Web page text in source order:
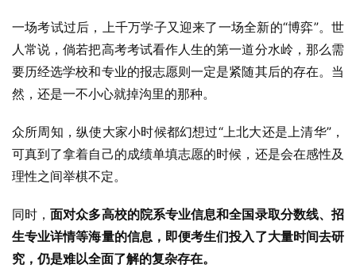
一场考试过后，上千万学子又迎来了一场全新的“博弈”。世
人常说，倘若把高考考试看作人生的第一道分水岭，那么需
要历经选学校和专业的报志愿则一定是紧随其后的存在。当
然，还是一不小心就掉沟里的那种。
众所周知，纵使大家小时候都幻想过“上北大还是上清华”，
可真到了拿着自己的成绩单填志愿的时候，还是会在感性及
理性之间举棋不定。
同时，面对众多高校的院系专业信息和全国录取分数线、招
生专业详情等海量的信息，即便考生们投入了大量时间去研
究，仍是难以全面了解的复杂存在。